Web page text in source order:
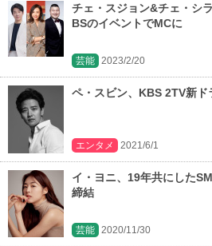
チェ・スジョン&チェ・シ
BSのイベントでMCに
芸能 2023/2/20
ペ・スビン、KBS 2TV新ド
エンタメ 2021/6/1
イ・ヨニ、19年共にした
締結
芸能 2020/11/30